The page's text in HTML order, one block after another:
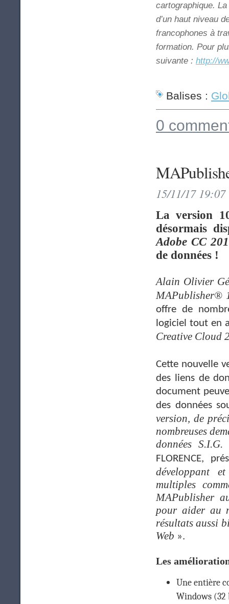
cartographique.
d’un haut niveau
francophones à
formation. Pour
suivante : http://
Balises :
0
15/11/17
La version
désormais
Adobe CC
de données !
Alain Olivier
MAPublisher®
offre de
logiciel tout en
Creative Cloud
Cette nouvelle
des liens de
document
des données
version, de
nombreuses
données
FLORENCE,
développant
multiples
MAPublisher
pour aider au
résultats aussi
Web ».
Les
Une entière
Windows (32